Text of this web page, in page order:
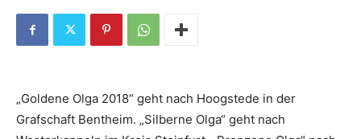
„Goldene Olga 2018“ geht nach Hoogstede in der
Grafschaft Bentheim. „Silberne Olga“ geht nach